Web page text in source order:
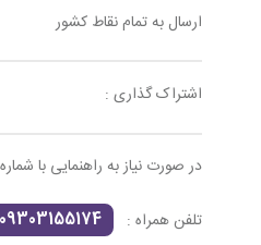
ارسال به تمام نقاط کشور
اشتراک گذاری :
در صورت نیاز به راهنمایی با
تلفن همراه : 09303155174